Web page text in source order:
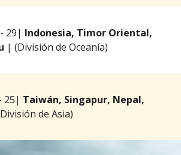
- 29| Indonesia, Timor Oriental,
| (División de Oceanía)
25| Taiwán, Singapur, Nepal,
deAsia)